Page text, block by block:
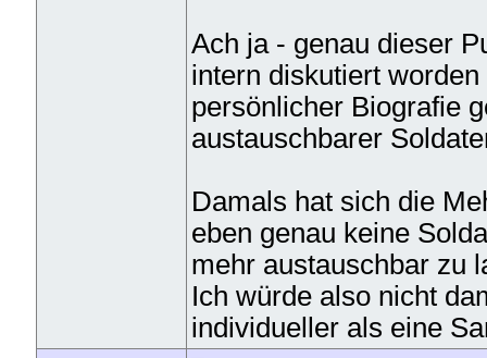
Ach ja - genau dieser
intern diskutiert
persönlicher Biografie
austauschbarer
Damals hat sich die
eben genau keine
mehr austauschbar zu
Ich würde also nicht
individueller als eine